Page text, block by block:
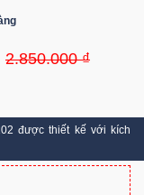
2.850.000 ₫
được thiết kế với kích